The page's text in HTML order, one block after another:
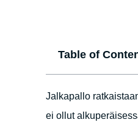
Table of
Jalkapallo
ei ollut